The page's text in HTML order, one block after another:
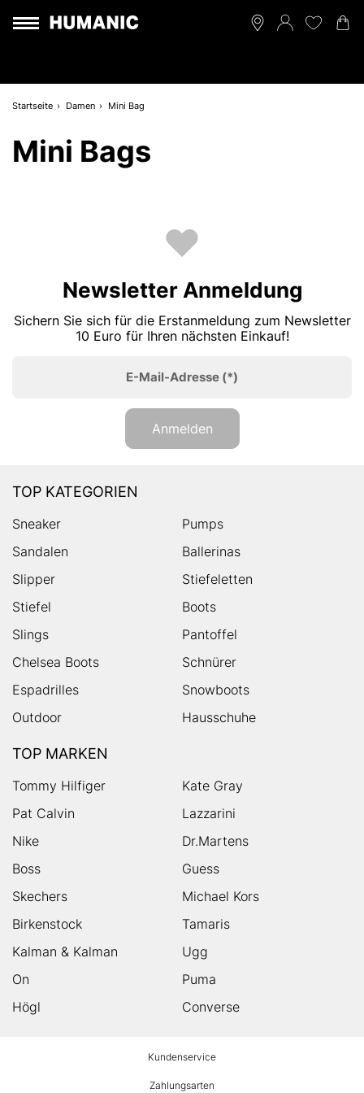
Startseite Damen Mini Bag
Mini Bags
Newsletter Anmeldung
Sichern Sie sich für die Erstanmeldung zum Newsletter
10 Euro für Ihren nächsten Einkauf!
E-Mail-Adresse (*)
Anmelden
TOP KATEGORIEN
Sneaker
Pumps
Sandalen
Ballerinas
Slipper
Stiefeletten
Stiefel
Boots
Slings
Pantoffel
Chelsea Boots
Schnürer
Espadrilles
Snowboots
Outdoor
Hausschuhe
TOP MARKEN
Tommy Hilfiger
Kate Gray
Pat Calvin
Lazzarini
Nike
Dr.Martens
Boss
Guess
Skechers
Michael Kors
Birkenstock
Tamaris
Kalman & Kalman
Ugg
On
Puma
Högl
Converse
Kundenservice
Zahlungsarten